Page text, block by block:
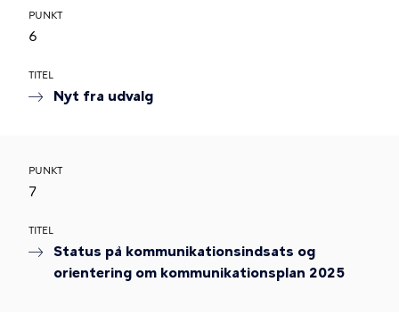
PUNKT
6
TITEL
Nyt fra udvalg
PUNKT
7
TITEL
Status på kommunikationsindsats og
orientering om kommunikationsplan 2025